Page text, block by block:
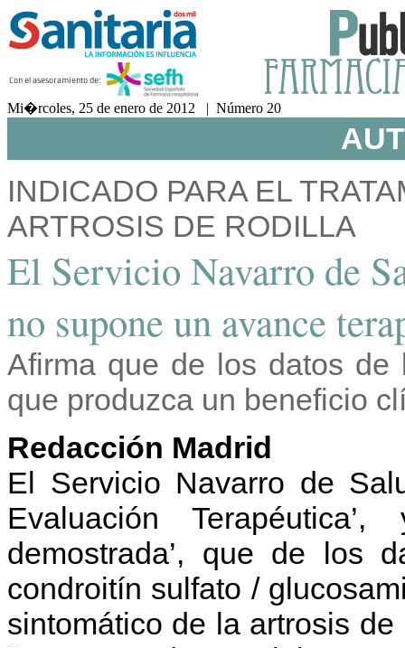
Mi�rcoles, 25 de enero de 2012 | Número 20
INDICADO PARA EL
ARTROSIS DE RODILLA
El Servicio Navarro de
no supone un avance
Afirma que de los datos de
que produzca un beneficio
Redacción Madrid
El Servicio Navarro de
Evaluación
demostrada’, que de los
condroitín sulfato /
sintomático de la artrosis